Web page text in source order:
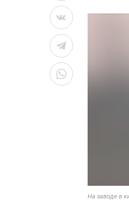
На заводе в